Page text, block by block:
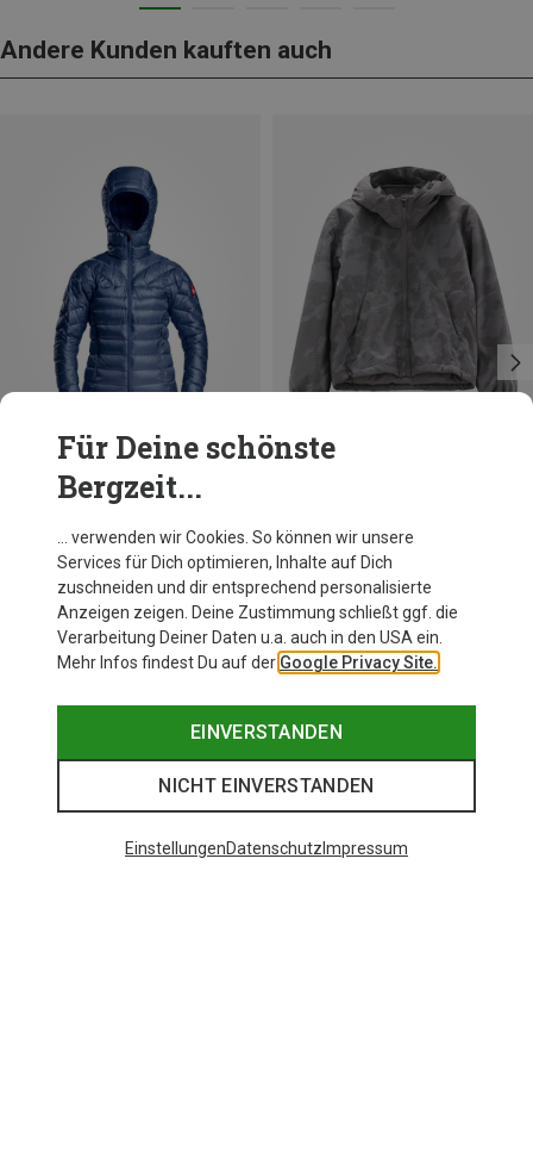
Andere Kunden kauften auch
Du sparst 26%
Für Deine schönste
Bergzeit...
… verwenden wir Cookies. So können wir unsere
Services für Dich optimieren, Inhalte auf Dich
zuschneiden und dir entsprechend personalisierte
Anzeigen zeigen. Deine Zustimmung schließt ggf. die
Verarbeitung Deiner Daten u.a. auch in den USA ein.
Mehr Infos findest Du auf der Google Privacy Site.
EINVERSTANDEN
NICHT EINVERSTANDEN
EinstellungenDatenschutz Impressum